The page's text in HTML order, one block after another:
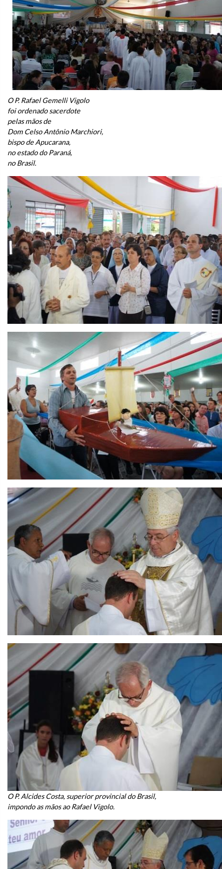
O P. Rafael Gemelli Vigolo
foi ordenado sacerdote
pelas mãos de
Dom Celso Antônio Marchiori,
bispo de Apucarana,
no estado do Paraná,
no Brasil.
O P. Alcides Costa, superior provincial do Brasil,
impondo as mãos ao Rafael Vigolo.